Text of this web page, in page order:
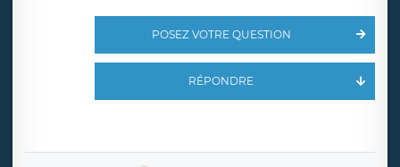
POSEZ VOTRE QUESTION
RÉPONDRE